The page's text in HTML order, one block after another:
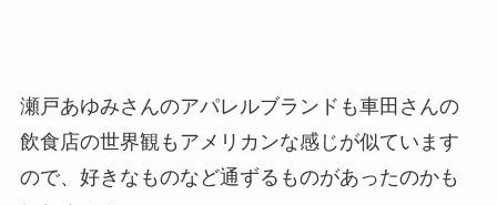
瀬戸あゆみさんのアパレルブランドも車田さんの
飲食店の世界観もアメリカンな感じが似ています
ので、好きなものなど通ずるものがあったのかも